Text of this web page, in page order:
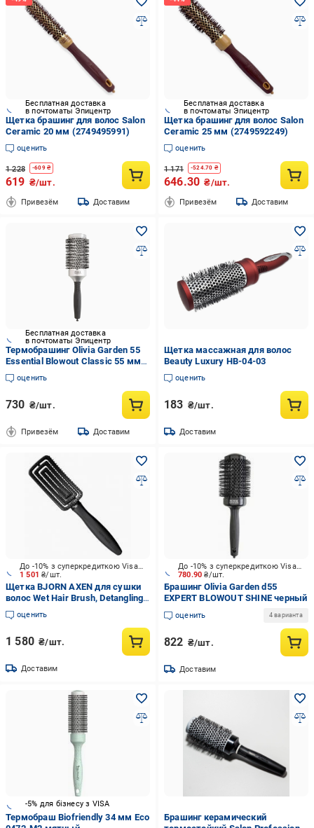
Бесплатная доставка
в почтоматы Эпицентр
Щетка брашинг для волос Salon
Ceramic 20 мм (2749495991)
оценить
1 228 -609₴
619 ₴/шт.
Привезём Доставим
Бесплатная доставка
в почтоматы Эпицентр
Щетка брашинг для волос Salon
Ceramic 25 мм (2749592249)
оценить
1 171 -524.70 ₴
646.30 ₴/шт.
Привезём Доставим
Бесплатная доставка
в почтоматы Эпицентр
Термобрашинг Olivia Garden 55
Essential Blowout Classic 55 мм
Silver
оценить
730 ₴/шт.
Привезём Доставим
Щетка массажная для волос
Beauty Luxury HB-04-03
оценить
183 ₴/шт.
Доставим
1 501₴/шт.
До -10% з суперкредиткою Visa Вигода
Щетка BJORN AXEN для сушки
волос Wet Hair Brush, Detangling
& Blowout
оценить
1 580 ₴/шт.
Доставим
780.90₴/шт.
До -10% з суперкредиткою Visa Вигода
Брашинг Olivia Garden d55
EXPERT BLOWOUT SHINE черный
оценить 4 варианта
822 ₴/шт.
Доставим
-5% для бізнесу з VISA
Термобраш Biofriendly 34 мм Eco
Брашинг керамический